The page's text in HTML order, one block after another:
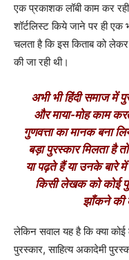
एक प्रकाशक लॉबी काम कर
शॉर्टलिस्ट किये जाने पर ही एक
चलता है कि इस किताब को लेकर
की जा रही थी।
अभी भी हिंदी समाज में
और माया-मोह काम
गुणवत्ता का मानक बना
बड़ा पुरस्कार मिलता
या पढ़ते हैं या उनके बारे
किसी लेखक को कोई
झॉंकने की
लेकिन सवाल यह है कि क्या
पुरस्कार, साहित्य अकादेमी